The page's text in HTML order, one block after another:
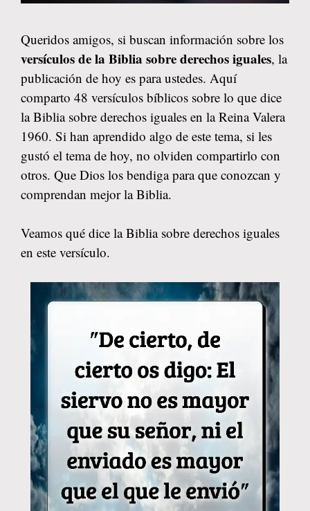
Queridos amigos, si buscan información sobre los
versículos de la Biblia sobre derechos iguales, la
publicación de hoy es para ustedes. Aquí
comparto 48 versículos bíblicos sobre lo que dice
la Biblia sobre derechos iguales en la Reina Valera
1960. Si han aprendido algo de este tema, si les
gustó el tema de hoy, no olviden compartirlo con
otros. Que Dios los bendiga para que conozcan y
comprendan mejor la Biblia.
Veamos qué dice la Biblia sobre derechos iguales
en este versículo.